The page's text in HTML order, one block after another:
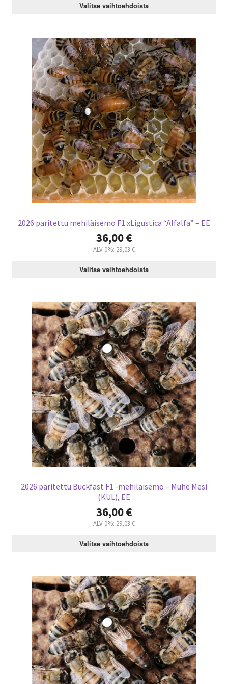
Valitse vaihtoehdoista
2026 paritettu mehiläisemo F1 xLigustica “Alfalfa” – EE
36,00€
ALV 0%: 29,03 €
Valitse vaihtoehdoista
2026 paritettu Buckfast F1 -mehiläisemo – Muhe Mesi
(KUL), EE
36,00€
ALV 0%: 29,03 €
Valitse vaihtoehdoista